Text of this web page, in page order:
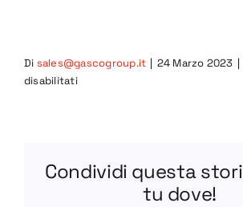
Di sales@gascogroup.it | 24 Marzo 2023 |
disabilitatisu
Condividi questa
tu dove!